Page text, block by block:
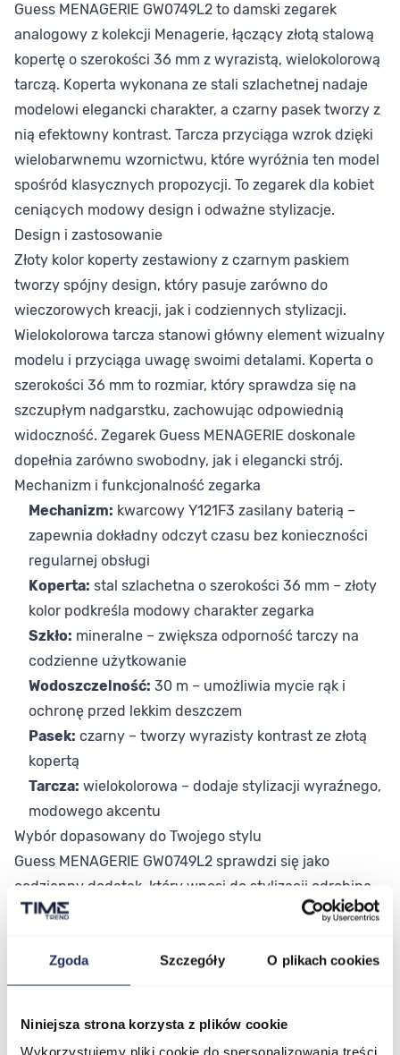
Zgoda Szczegóły O plikach cookies
Niniejsza strona korzysta z plików cookie
Wykorzystujemy pliki cookie do spersonalizowania treści
Guess MENAGERIE GW0749L2 to damski zegarek
analogowy z kolekcji Menagerie, łączący złotą stalową
kopertę o szerokości 36 mm z wyrazistą, wielokolorową
tarczą. Koperta wykonana ze stali szlachetnej nadaje
modelowi elegancki charakter, a czarny pasek tworzy z
nią efektowny kontrast. Tarcza przyciąga wzrok dzięki
wielobarwnemu wzornictwu, które wyróżnia ten model
spośród klasycznych propozycji. To zegarek dla kobiet
ceniących modowy design i odważne stylizacje.
Design i zastosowanie
Złoty kolor koperty zestawiony z czarnym paskiem
tworzy spójny design, który pasuje zarówno do
wieczorowych kreacji, jak i codziennych stylizacji.
Wielokolorowa tarcza stanowi główny element wizualny
modelu i przyciąga uwagę swoimi detalami. Koperta o
szerokości 36 mm to rozmiar, który sprawdza się na
szczupłym nadgarstku, zachowując odpowiednią
widoczność. Zegarek Guess MENAGERIE doskonale
dopełnia zarówno swobodny, jak i elegancki strój.
Mechanizm i funkcjonalność zegarka
Mechanizm: kwarcowy Y121F3 zasilany baterią –
zapewnia dokładny odczyt czasu bez konieczności
regularnej obsługi
Koperta: stal szlachetna o szerokości 36 mm – złoty
kolor podkreśla modowy charakter zegarka
Szkło: mineralne – zwiększa odporność tarczy na
codzienne użytkowanie
Wodoszczelność: 30 m – umożliwia mycie rąk i
ochronę przed lekkim deszczem
Pasek: czarny – tworzy wyrazisty kontrast ze złotą
kopertą
Tarcza: wielokolorowa – dodaje stylizacji wyraźnego,
modowego akcentu
Wybór dopasowany do Twojego stylu
Guess MENAGERIE GW0749L2 sprawdzi się jako
codzienny dodatek, który wnosi do stylizacji odrobinę
luksusu i wyrazistości. Wielokolorowa tarcza i złota
się centralnym punktem całego stroju. To propozycja
dla kobiet, które szukają modelu łączącego elegancję z
Połączenie stylu i funkcjonalności